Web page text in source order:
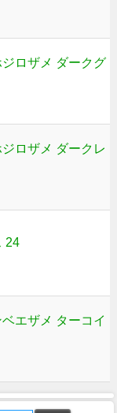
ロザメ ダークグ
ロザメ ダークレ
24
エザメ ターコイ